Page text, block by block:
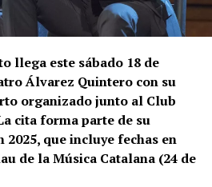
llega este sábado 18 de
Álvarez Quintero con su
organizado junto al Club
cita forma parte de su
2025, que incluye fechas en
de la Música Catalana (24 de